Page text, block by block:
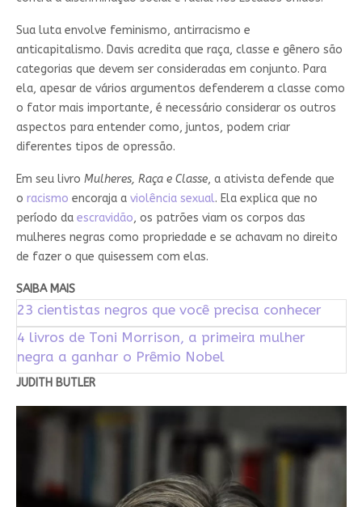
Sua luta envolve feminismo, antirracismo e
anticapitalismo. Davis acredita que raça, classe e gênero são
categorias que devem ser consideradas em conjunto. Para
ela, apesar de vários argumentos defenderem a classe como
o fator mais importante, é necessário considerar os outros
aspectos para entender como, juntos, podem criar
diferentes tipos de opressão.
Em seu livro Mulheres, Raça e Classe, a ativista defende que
o racismo encoraja a violência sexual. Ela explica que no
período da escravidão, os patrões viam os corpos das
mulheres negras como propriedade e se achavam no direito
de fazer o que quisessem com elas.
SAIBA MAIS
23 cientistas negros que você precisa conhecer
4 livros de Toni Morrison, a primeira mulher
negra a ganhar o Prêmio Nobel
JUDITH BUTLER